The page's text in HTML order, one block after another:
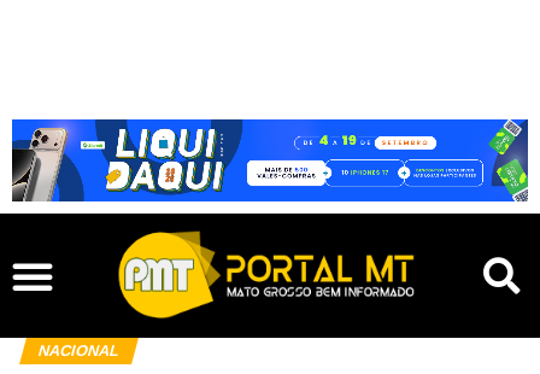
NACIONAL